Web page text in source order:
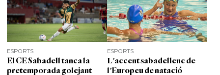
ESPORTS
El CE Sabadell tanca la
pretemporada golejant
ESPORTS
L'accent sabadellenc de
l'Europeu de natació